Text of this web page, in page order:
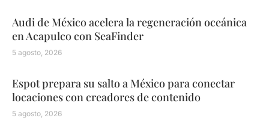
Audi de México acelera la regeneración oceánica
en Acapulco con SeaFinder
5 agosto, 2026
Espot prepara su salto a México para conectar
locaciones con creadores de contenido
5 agosto, 2026